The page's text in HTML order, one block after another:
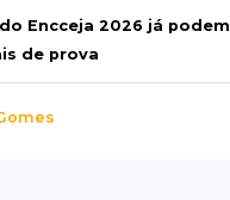
Encceja 2026 já podem
de prova